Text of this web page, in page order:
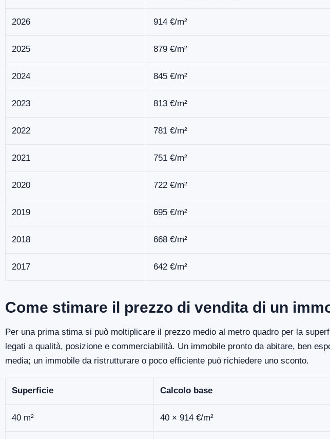
2026 914 €/m²
2025 879 €/m²
2024 845 €/m²
2023 813 €/m²
2022 781 €/m²
2021 751 €/m²
2020 722 €/m²
2019 695 €/m²
2018 668 €/m²
2017 642 €/m²
Come stimare il prezzo di vendita di un
Per una prima stima si può moltiplicare il prezzo medio al metro quadro per la
legati a qualità, posizione e commerciabilità. Un immobile pronto da abitare, ben
media; un immobile da ristrutturare o poco efficiente può richiedere uno sconto.
Superficie Calcolo base
40 m² 40 × 914 €/m²